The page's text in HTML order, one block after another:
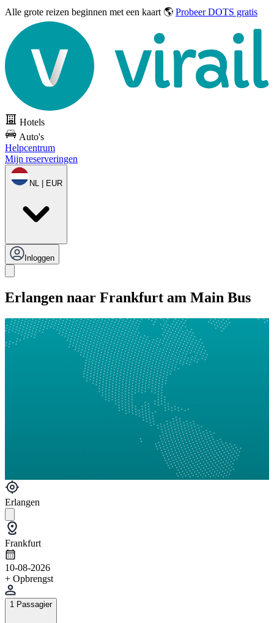
Alle grote reizen beginnen met een kaart 🌎 Probeer DOTS gratis
Hotels
Auto's
Helpcentrum
Mijn reserveringen
NL | EUR
Inloggen
Erlangen naar Frankfurt am Main Bus
Erlangen
Frankfurt
10-08-2026
+ Opbrengst
1 Passagier